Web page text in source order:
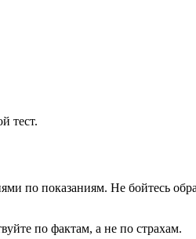
тест.
по показаниям. Не бойтесь
по фактам, а не по страхам.